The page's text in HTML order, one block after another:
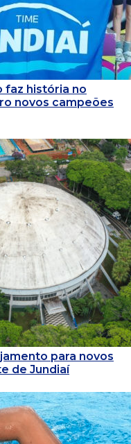
faz história no
novos campeões
para novos
de Jundiaí